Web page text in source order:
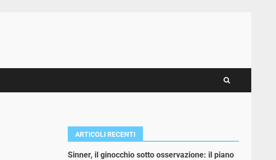
ARTICOLI RECENTI
Sinner, il ginocchio sotto osservazione: il piano